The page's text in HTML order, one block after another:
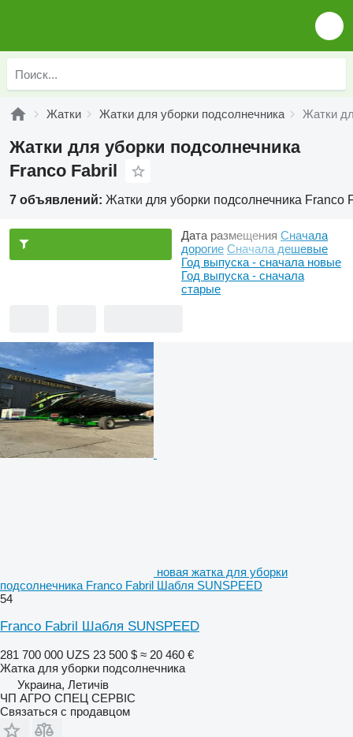
Жатки Жатки для уборки подсолнечника Жатки
Жатки для уборки подсолнечника
Franco Fabril
7 объявлений: Жатки для уборки подсолнечника Franco
Дата размещения Сначала
дорогие Сначала дешевые
Год выпуска - сначала новые
Год выпуска - сначала
старые
новая жатка для уборки
подсолнечника Franco Fabril Шабля SUNSPEED
54
Franco Fabril Шабля SUNSPEED
281 700 000 UZS 23 500 $ ≈ 20 460 €
Жатка для уборки подсолнечника
Украина, Летичів
ЧП АГРО СПЕЦ СЕРВІС
Связаться с продавцом